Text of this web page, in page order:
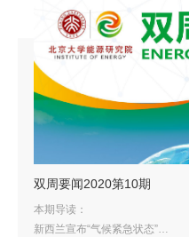
天飞”的一年。
双周要闻2020第10期
本期导读：
新西兰宣布“气候紧急状态”